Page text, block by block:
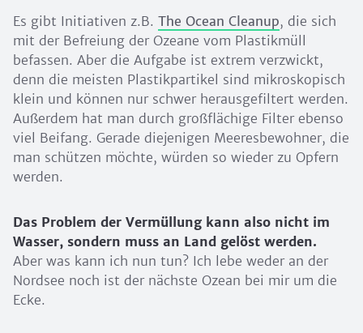
Es gibt Initiativen z.B. The Ocean Cleanup, die sich
mit der Befreiung der Ozeane vom Plastikmüll
befassen. Aber die Aufgabe ist extrem verzwickt,
denn die meisten Plastikpartikel sind mikroskopisch
klein und können nur schwer herausgefiltert werden.
Außerdem hat man durch großflächige Filter ebenso
viel Beifang. Gerade diejenigen Meeresbewohner, die
man schützen möchte, würden so wieder zu Opfern
werden.
Das Problem der Vermüllung kann also nicht im
Wasser, sondern muss an Land gelöst werden.
Aber was kann ich nun tun? Ich lebe weder an der
Nordsee noch ist der nächste Ozean bei mir um die
Ecke.